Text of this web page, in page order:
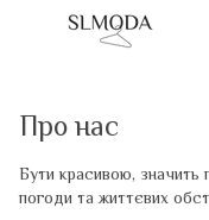
Про нас
Бути красивою, значить
погоди та життєвих